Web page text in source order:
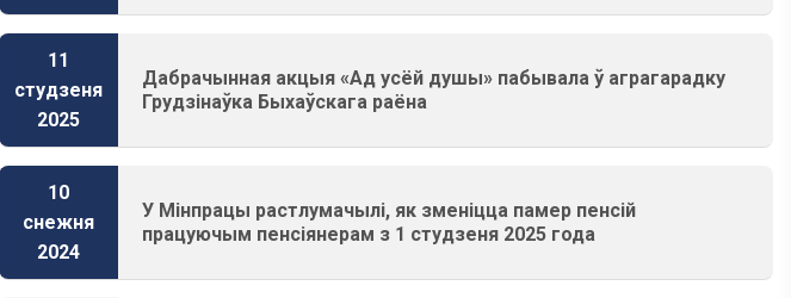
11
студзеня
2025
Дабрачынная акцыя «Ад усёй душы» пабывала ў аграгарадку
Грудзінаўка Быхаўскага раёна
10
снежня
2024
У Мінпрацы растлумачылі, як зменіцца памер пенсій
працуючым пенсіянерам з 1 студзеня 2025 года